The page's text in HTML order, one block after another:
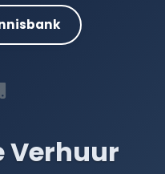
Verhuur